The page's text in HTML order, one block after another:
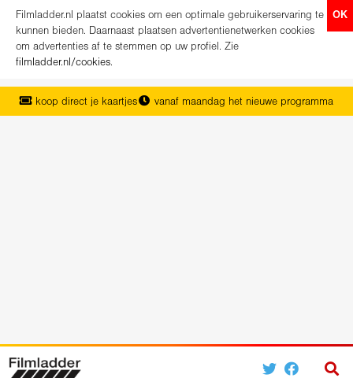
OK
Filmladder.nl plaatst cookies om een optimale gebruikerservaring te
kunnen bieden. Daarnaast plaatsen advertentienetwerken cookies
om advertenties af te stemmen op uw profiel. Zie
filmladder.nl/cookies.
koop direct je kaartjes
vanaf maandag het nieuwe programma
het complete overzicht van Nederland